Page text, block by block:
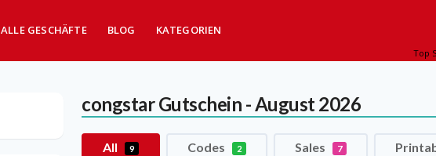
ALLE GESCHÄFTE BLOG KATEGORIEN
Top
congstarGutschein - August 2026
All 9 Codes 2 Sales 7